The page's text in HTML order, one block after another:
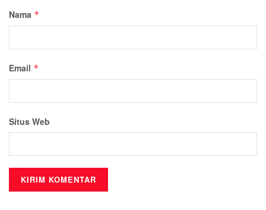
Nama *
Email *
Situs Web